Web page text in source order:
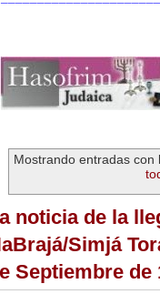
Mostrando entradas
noticia de la
Simjá
Septiembre de